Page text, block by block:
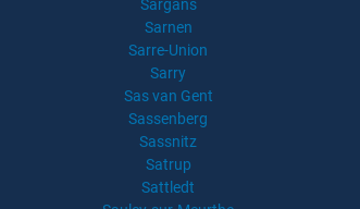
Sargans
Sarnen
Sarre-Union
Sarry
Sas van Gent
Sassenberg
Sassnitz
Satrup
Sattledt